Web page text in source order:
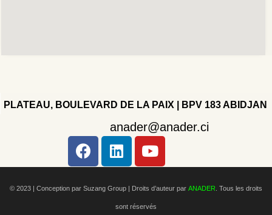
PLATEAU, BOULEVARD DE LA PAIX | BPV 183 ABIDJAN
anader@anader.ci
© 2023 | Conception par Suzang Group | Droits d’auteur par ANADER . Tous les droits
sont réservés
Copyright 2022 - Company - All rights reserved. Powered
by WordPress.